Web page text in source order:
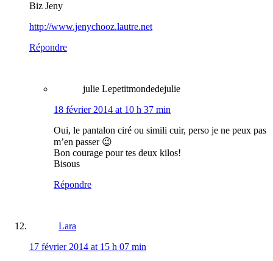
Biz Jeny
http://www.jenychooz.lautre.net
Répondre
julie Lepetitmondedejulie
18 février 2014 at 10 h 37 min
Oui, le pantalon ciré ou simili cuir, perso je ne peux pas
m’en passer 😉
Bon courage pour tes deux kilos!
Bisous
Répondre
Lara
17 février 2014 at 15 h 07 min